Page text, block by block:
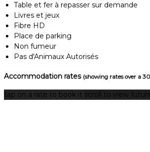
Table et fer à repasser sur demande
Livres et jeux
Fibre HD
Place de parking
Non fumeur
Pas d'Animaux Autorisés
Accommodation rates (showing rates over a
tap on a rate to book it scroll to view